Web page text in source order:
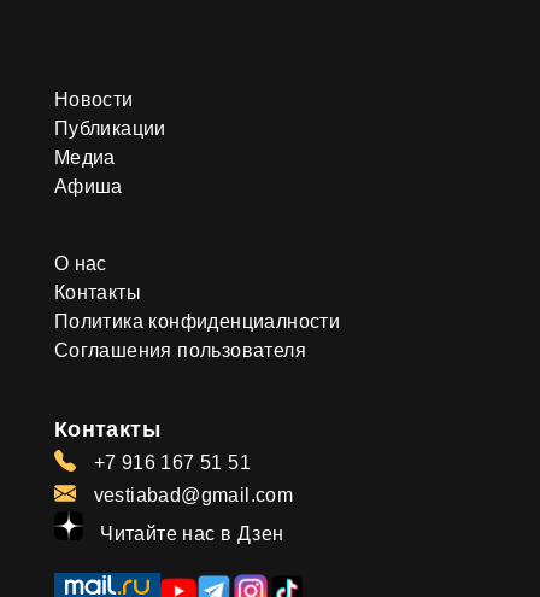
Новости
Публикации
Медиа
Афиша
О нас
Контакты
Политика конфиденциалности
Соглашения пользователя
Контакты
+7 916 167 51 51
vestiabad@gmail.com
Читайте нас в Дзен